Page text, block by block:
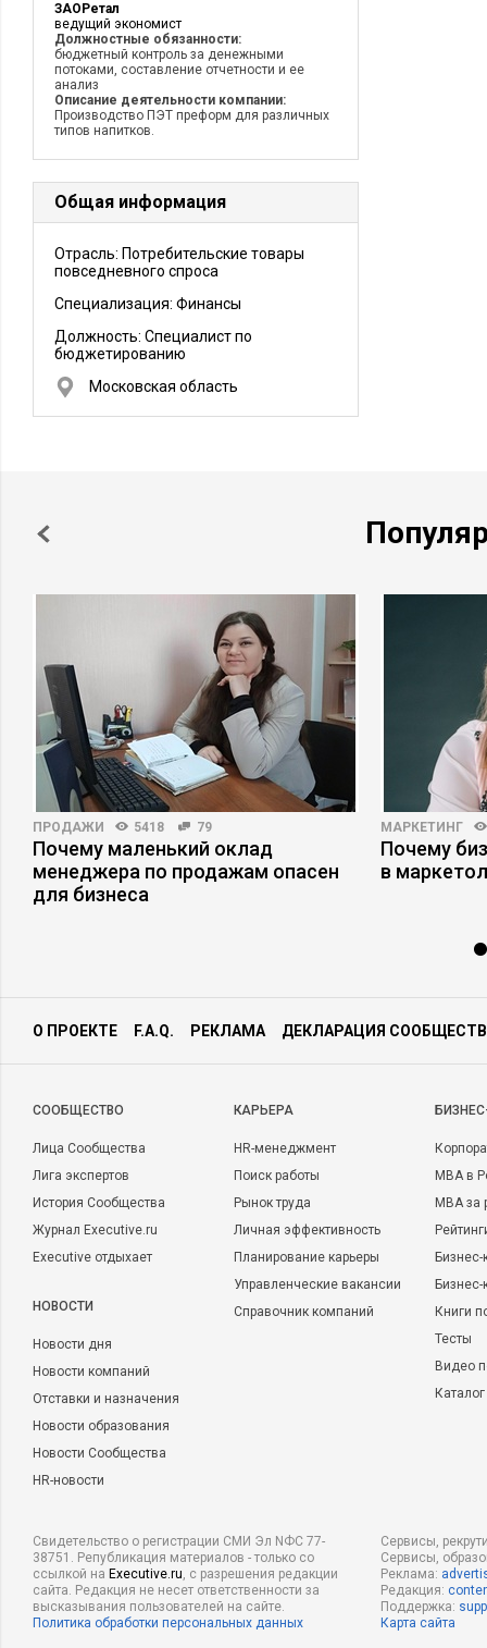
ЗАОРетал
ведущий экономист
Должностные обязанности:
бюджетный контроль за денежными
потоками, составление отчетности и ее
анализ
Описание деятельности компании:
Производство ПЭТ преформ для различных
типов напитков.
Общая информация
Отрасль: Потребительские товары
повседневного спроса
Специализация: Финансы
Должность: Специалист по
бюджетированию
Московская область
ПРОДАЖИ 5418 79
Почему маленький оклад
менеджера по продажам опасен
для бизнеса
МАРКЕТИНГ
Почему
в
О ПРОЕКТЕ F.A.Q. РЕКЛАМА ДЕКЛАРАЦИЯ
CООБЩЕСТВО
Лица Сообщества
Лига экспертов
История Сообщества
Журнал Executive.ru
Executive отдыхает
НОВОСТИ
Новости дня
Новости компаний
Отставки и назначения
Новости образования
Новости Сообщества
HR-новости
КАРЬЕРА
HR-менеджмент
Поиск работы
Рынок труда
Личная эффективность
Планирование карьеры
Управленческие вакансии
Справочник компаний
MBA в
MBA
Бизнес-
Книги
Тесты
Видео
Свидетельство о регистрации СМИ Эл NФС 77-
38751. Републикация материалов - только со
ссылкой на Executive.ru, с разрешения редакции
сайта. Редакция не несет ответственности за
высказывания пользователей на сайте.
Политика обработки персональных данных
Сервисы,
Сервисы,
Реклама:
Редакция:
Поддержка:
Карта сайта